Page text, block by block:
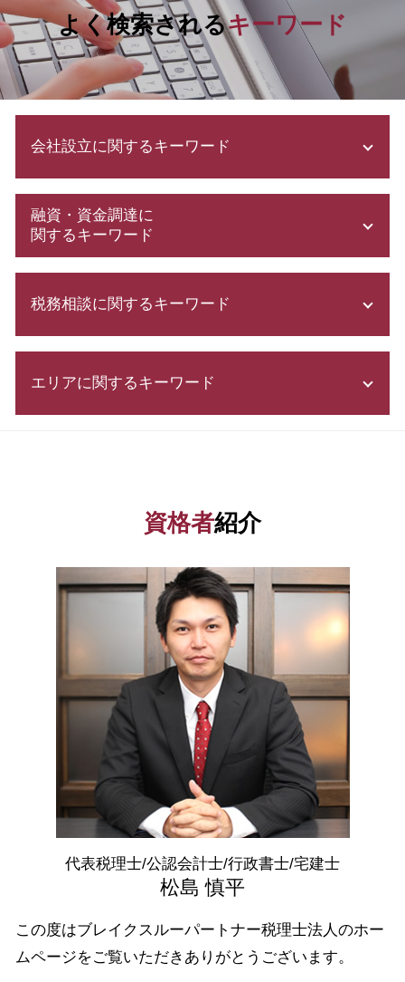
よく検索されるキーワード
会社設立に関するキーワード
増資 手続き
株式会社 設立 メリット
株式会社 設立 条件
有限 責任
募集 設立
電子 定款 代行
法人化 メリット
会社設立後 手続き
会社設立 税務署
事業計画書 書き方
株式会社 設立 必要書類
融資・資金調達に
関するキーワード
起業 助成金
自己資本利益率 計算
創業計画書 書き方
株式 発行
株式会社 資本金
助成金 勘定科目
日本政策金融公庫 とは
事業資金 調達 方法
助成金 申請 方法
会社設立 助成金
スタートアップ 資金調達
創業計画書
税務相談に関するキーワード
所得税 青色申告 決算書
年末調整 書き方
更正の請求 とは
税務署 相談
延滞税 計算
青色申告 メリット
確定申告 必要書類
税務調査 流れ
税金 対策
ふるさと納税 確定申告
エリアに関するキーワード
会社設立 港区 相談
会社設立 渋谷区 相談
融資 江東区 税理士
融資 埼玉県 税理士
資金調達 東京都 相談
会社設立 埼玉県 税理士
税務相談 埼玉県 税理士
資金調達 栃木県 税理士
融資 神奈川県 相談
資金調達 神奈川県 相談
税務相談 港区 相談
融資 茨城県 税理士
資金調達 埼玉県 税理士
資金調達 港区 相談
税務相談 群馬県 相談
資格者紹介
代表税理士/公認会計士/行政書士/宅建士
松島 慎平
この度はブレイクスルーパートナー税理士法人のホー
ムページをご覧いただきありがとうございます。